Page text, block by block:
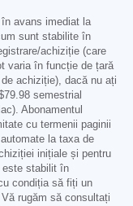
avans imediat la
sunt stabilite în
achiziție (care
varia în funcție de țară
achiziție), dacă nu ați
semestrial
Abonamentul
cu termenii paginii
la taxa de
inițiale și pentru
este stabilit în
condiția să fiți un
rugăm să consultați